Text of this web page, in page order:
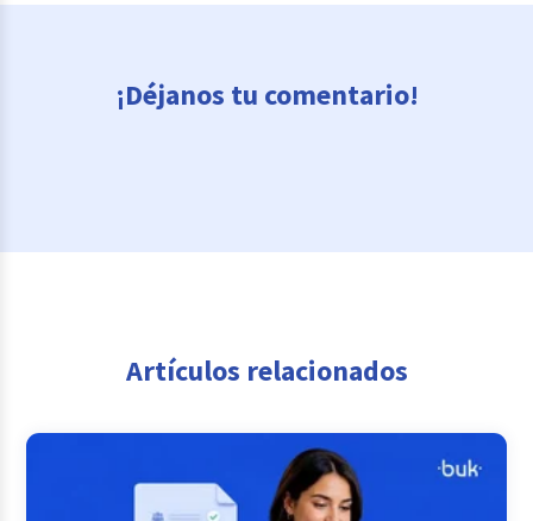
¡Déjanos tu comentario!
Artículos relacionados